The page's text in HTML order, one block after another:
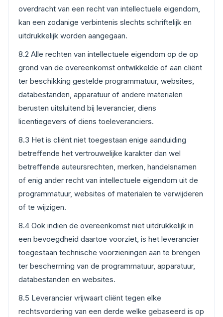
overdracht van een recht van intellectuele eigendom,
kan een zodanige verbintenis slechts schriftelijk en
uitdrukkelijk worden aangegaan.
8.2 Alle rechten van intellectuele eigendom op de op
grond van de overeenkomst ontwikkelde of aan cliënt
ter beschikking gestelde programmatuur, websites,
databestanden, apparatuur of andere materialen
berusten uitsluitend bij leverancier, diens
licentiegevers of diens toeleveranciers.
8.3 Het is cliënt niet toegestaan enige aanduiding
betreffende het vertrouwelijke karakter dan wel
betreffende auteursrechten, merken, handelsnamen
of enig ander recht van intellectuele eigendom uit de
programmatuur, websites of materialen te verwijderen
of te wijzigen.
8.4 Ook indien de overeenkomst niet uitdrukkelijk in
een bevoegdheid daartoe voorziet, is het leverancier
toegestaan technische voorzieningen aan te brengen
ter bescherming van de programmatuur, apparatuur,
databestanden en websites.
8.5 Leverancier vrijwaart cliënt tegen elke
rechtsvordering van een derde welke gebaseerd is op